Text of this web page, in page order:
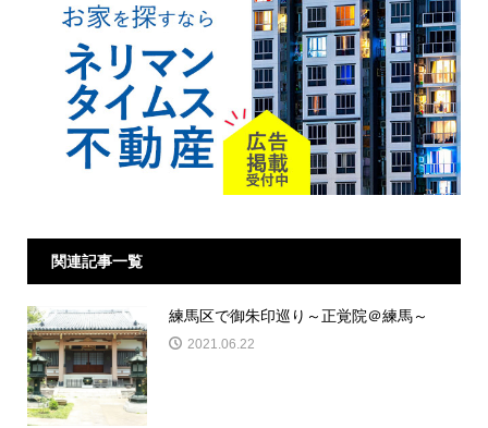
関連記事一覧
練馬区で御朱印巡り～正覚院＠練馬～
2021.06.22